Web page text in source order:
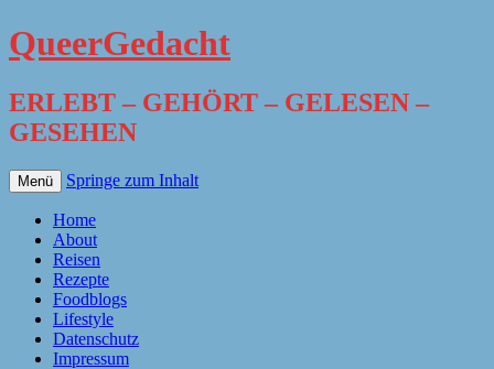
QueerGedacht
ERLEBT – GEHÖRT – GELESEN –
GESEHEN
Menü Springe zum Inhalt
Home
About
Reisen
Rezepte
Foodblogs
Lifestyle
Datenschutz
Impressum